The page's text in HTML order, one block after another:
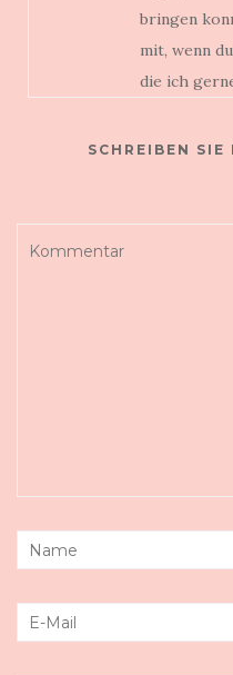
bringen
mit, wenn
die ich
SCHREIBEN SIE